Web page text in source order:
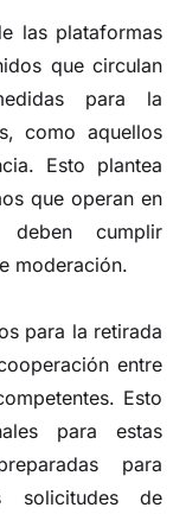
las plataformas
que circulan
para la
como aquellos
Esto plantea
que operan en
cumplir
moderación.
para la retirada
entre
Esto
para estas
para
solicitudes de